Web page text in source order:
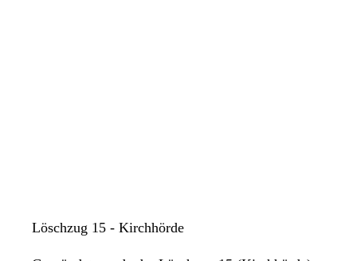
Löschzug 15 - Kirchhörde